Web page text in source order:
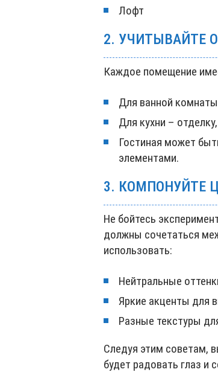
Лофт
2. УЧИТЫВАЙТЕ
Каждое помещение
Для ванной
Для кухни –
Гостиная может
элементами.
3. КОМПОНУЙТЕ
Не бойтесь
должны сочетаться
использовать:
Нейтральные
Яркие акценты для
Разные текстуры
Следуя этим советам,
будет радовать глаз и